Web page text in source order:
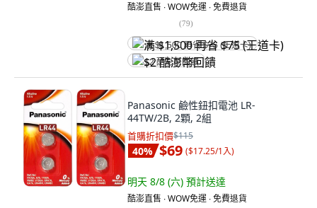
酷澎直售 ∙ WOW免運 ∙ 免費退貨
(79)
满 $1,500 再省 $75 (王道卡)
$2 酷澎幣回饋
Panasonic 鹼性鈕扣電池 LR-
44TW/2B, 2顆, 2組
首購折扣價$115
40% $69 ($17.25/1入)
明天 8/8 (六) 預計送達
酷澎直售 ∙ WOW免運 ∙ 免費退貨